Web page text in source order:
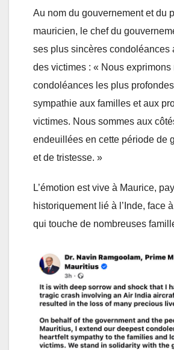
Au nom du gouvernement et du
mauricien, le chef du
ses plus sincères condoléances
des victimes : « Nous exprimons
condoléances les plus
sympathie aux familles et aux
victimes. Nous sommes aux
endeuillées en cette période de
et de tristesse. »
L’émotion est vive à Maurice,
historiquement lié à l’Inde, face
qui touche de nombreuses